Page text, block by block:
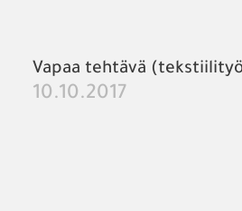
Vapaa tehtävä
10.10.2017